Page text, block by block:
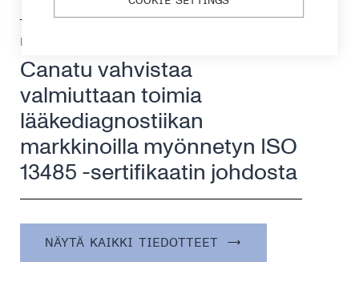
LEHDISTÖTIEDOTE
Canatu vahvistaa
valmiuttaan toimia
lääkediagnostiikan
markkinoilla myönnetyn ISO
13485 -sertifikaatin johdosta
NÄYTÄ KAIKKI TIEDOTTEET